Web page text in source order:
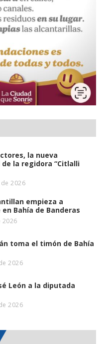
la nueva
la regidora “Citlalli
2026
empieza a
Bahía de Banderas
2026
toma el timón de Bahía
2026
León a la diputada
2026